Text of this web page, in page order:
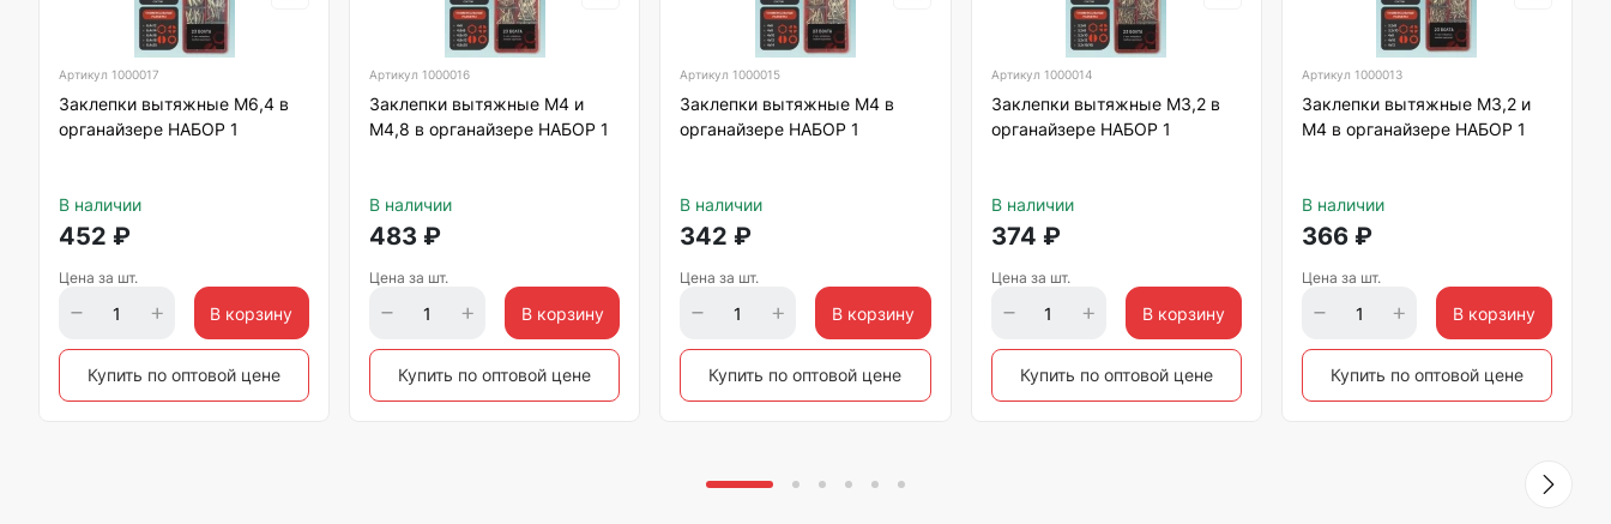
Артикул 1000017
Заклепки вытяжные М6,4 в
органайзере НАБОР 1
В наличии
452 ₽
Цена за шт.
В корзину
Купить по оптовой цене
Артикул1000016
Заклепки вытяжные М4 и
М4,8 в органайзере НАБОР 1
В наличии
483 ₽
Цена за шт.
В корзину
Купить по оптовой цене
Артикул1000015
Заклепки вытяжные М4 в
органайзере НАБОР 1
В наличии
342 ₽
Цена за шт.
В корзину
Купить по оптовой цене
Артикул 1000014
Заклепки вытяжные М3,2 в
органайзере НАБОР 1
В наличии
374 ₽
Цена за шт.
В корзину
Купить по оптовой цене
Артикул 1000013
Заклепки вытяжные М3,2 и
М4 в органайзере НАБОР 1
В наличии
366₽
Цена за шт.
В корзину
Купить по оптовой цене